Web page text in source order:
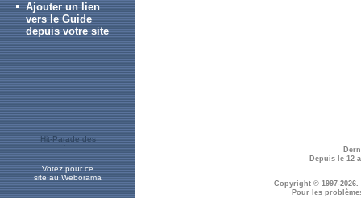
Ajouter un lien
vers le Guide
depuis votre site
Votez pour ce
site au Weborama
Depuis le 12
Copyright © 1997-2026.
Pour les